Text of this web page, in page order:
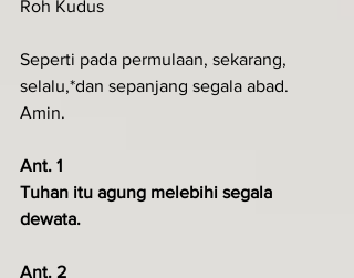
Roh Kudus
Seperti pada permulaan, sekarang,
selalu,*dan sepanjang segala abad.
Amin.
Ant. 1
Tuhan itu agung melebihi segala
dewata.
Ant. 2